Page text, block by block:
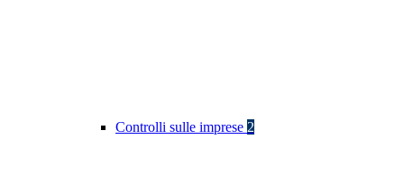
Controlli sulle imprese 2